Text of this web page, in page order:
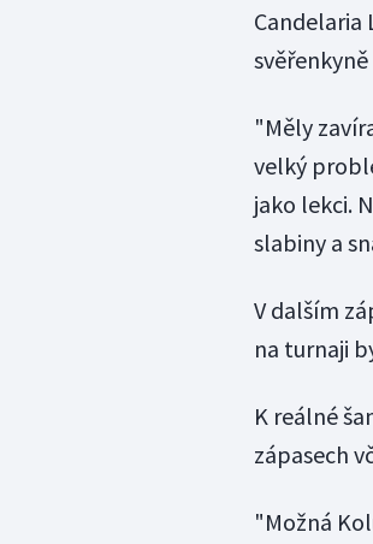
Candelaria
"Měly
velký
jako lekci.
slabiny a
V dalším
na turnaji
K reálné
zápasech
"Možná